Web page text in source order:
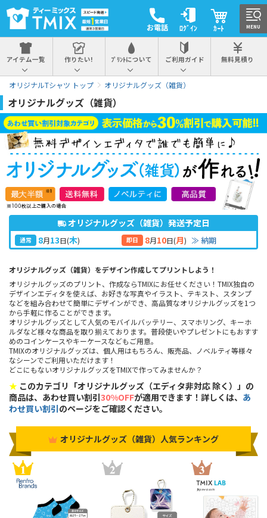
お電話 ﾛｸﾞｲﾝ ｶｰﾄ
アイテム一覧 作りたい! ﾌﾟﾘﾝﾄについて ご利用ガイド 無料見積り
オリジナルTシャツ トップ オリジナルグッズ（雑貨）
オリジナルグッズ（雑貨）
オリジナルグッズ（雑貨）発送予定日
通常 8月13日(木) 即日 8月10日(月) ≫ 納期
オリジナルグッズ（雑貨）をデザイン作成してプリントしよう！
オリジナルグッズのプリント、作成ならTMIXにお任せください！TMIX独自の
デザインエディタを使えば、お好きな写真やイラスト、テキスト、スタンプ
などを組み合わせて簡単にデザインができ、高品質なオリジナルグッズを1つ
から手軽に作ることができます。
オリジナルグッズとして人気のモバイルバッテリー、スマホリング、キーホ
ルダなど様々な商品を取り揃えております。普段使いやプレゼントにもおすす
めのコインケースやキーケースなどもご用意。
TMIXのオリジナルグッズは、個人用はもちろん、販売品、ノベルティ等様々
なシーンでご利用いただけます！
どこにもないオリジナルグッズをTMIXで作ってみませんか？
★ このカテゴリ「オリジナルグッズ（エディタ非対応 除く）」の
商品は、あわせ買い割引30%OFFが適用できます！詳しくは、 あ
わせ買い割引のページをご確認ください。
オリジナルグッズ（雑貨）人気ランキング
MENU